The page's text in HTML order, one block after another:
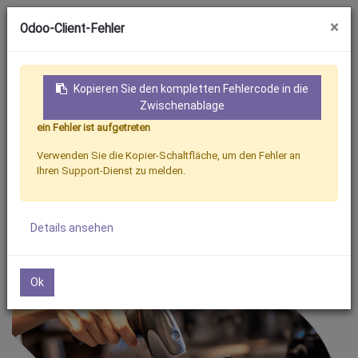
Odoo-Client-Fehler ×
Kopieren Sie den kompletten Fehlercode in die
Zwischenablage
ein Fehler ist aufgetreten
Verwenden Sie die Kopier-Schaltfläche, um den Fehler an
Ihren Support-Dienst zu melden.
Details ansehen
Ok